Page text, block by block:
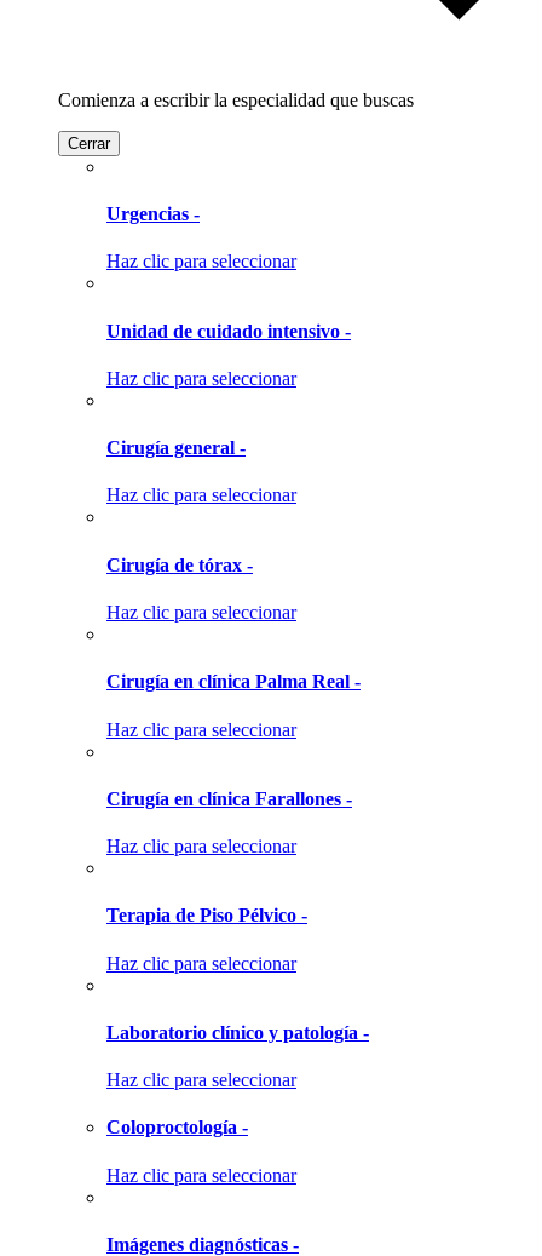
Comienza a escribir la especialidad que buscas
Cerrar
Urgencias -
Haz clic para seleccionar
Unidad de cuidado intensivo -
Haz clic para seleccionar
Cirugía general -
Haz clic para seleccionar
Cirugía de tórax -
Haz clic para seleccionar
Cirugía en clínica Palma Real -
Haz clic para seleccionar
Cirugía en clínica Farallones -
Haz clic para seleccionar
Terapia de Piso Pélvico -
Haz clic para seleccionar
Laboratorio clínico y patología -
Haz clic para seleccionar
Coloproctología -
Haz clic para seleccionar
Imágenes diagnósticas -